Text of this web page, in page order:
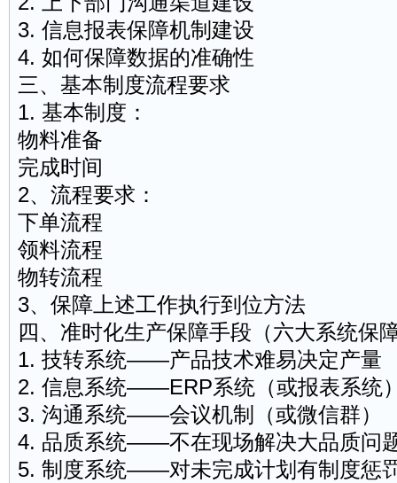
3. 信息报表保障机制建设
4. 如何保障数据的准确性
三、基本制度流程要求
1. 基本制度：
物料准备
完成时间
2、流程要求：
下单流程
领料流程
物转流程
3、保障上述工作执行到位方法
四、准时化生产保障手段（六大系统保
1. 技转系统——产品技术难易决定产量
2. 信息系统——ERP系统（或报表系统
3. 沟通系统——会议机制（或微信群）
4. 品质系统——不在现场解决大品质问
5. 制度系统——对未完成计划有制度惩